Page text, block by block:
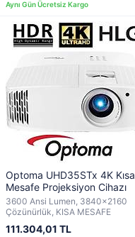
Optoma UHD35STx 4K Kısa
Mesafe Projeksiyon Cihazı
3600 Ansi Lumen, 3840x2160
Çözünürlük, KISA MESAFE
111.304,01 TL